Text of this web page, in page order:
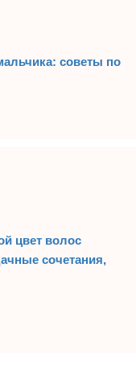
советы по
цвет волос
сочетания,